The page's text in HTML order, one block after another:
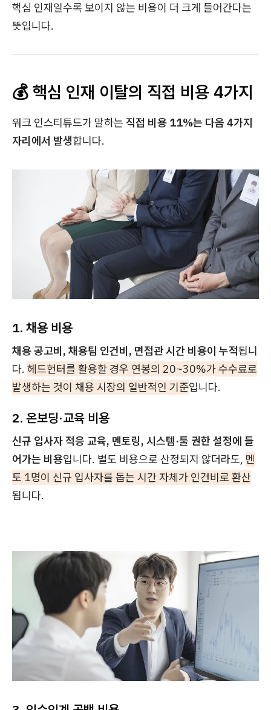
핵심 인재일수록 보이지 않는 비용이 더 크게 들어간다는
뜻입니다.
💰 핵심 인재 이탈의 직접 비용 4가지
워크 인스티튜드가 말하는 직접 비용 11%는 다음 4가지
자리에서 발생합니다.
1. 채용 비용
채용 공고비, 채용팀 인건비, 면접관 시간 비용이 누적됩니
다. 헤드헌터를 활용할 경우 연봉의 20~30%가 수수료로
발생하는 것이 채용 시장의 일반적인 기준입니다.
2. 온보딩·교육 비용
신규 입사자 적응 교육, 멘토링, 시스템·툴 권한 설정에 들
어가는 비용입니다. 별도 비용으로 산정되지 않더라도, 멘
토 1명이 신규 입사자를 돕는 시간 자체가 인건비로 환산
됩니다.